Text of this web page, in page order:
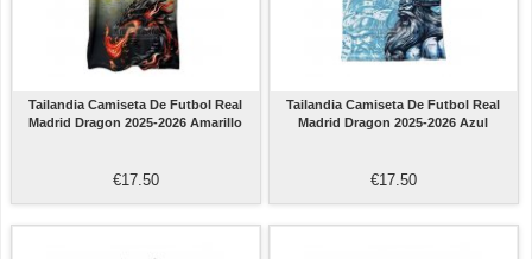
Tailandia Camiseta De Futbol Real
Madrid Dragon 2025-2026 Amarillo
€17.50
Tailandia Camiseta De Futbol Real
Madrid Dragon 2025-2026 Azul
€17.50